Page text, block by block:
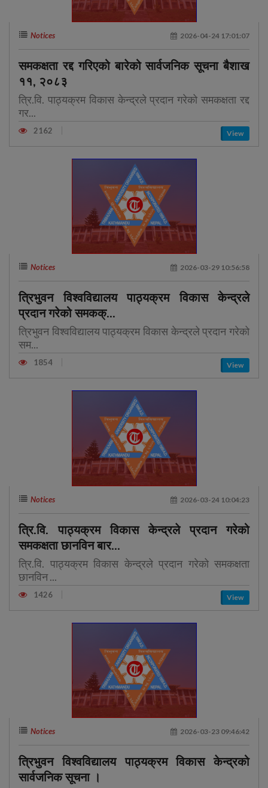
Notices 2026-04-24 17:01:07
समकक्षता रद्द गरिएको बारेको सार्वजनिक सूचना बैशाख
११, २०८३
त्रि.वि. पाठ्यक्रम विकास केन्द्रले प्रदान गरेको समकक्षता रद्द
गर...
2162 View
Notices 2026-03-29 10:56:58
त्रिभुवन विश्वविद्यालय पाठ्यक्रम विकास केन्द्रले
प्रदान गरेको समकक्...
त्रिभुवन विश्वविद्यालय पाठ्यक्रम विकास केन्द्रले प्रदान गरेको
सम...
1854 View
Notices 2026-03-24 10:04:23
त्रि.वि. पाठ्यक्रम विकास केन्द्रले प्रदान गरेको
समकक्षता छानविन बार...
त्रि.वि. पाठ्यक्रम विकास केन्द्रले प्रदान गरेको समकक्षता
छानविन ...
1426 View
Notices 2026-03-23 09:46:42
त्रिभुवन विश्वविद्यालय पाठ्यक्रम विकास केन्द्रको
सार्वजनिक सूचना ।